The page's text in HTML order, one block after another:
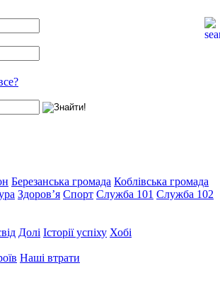
Березанська громада Коблівська громада
Здоров’я Спорт Служба 101 Служба 102
Долі Історії успіху Хобі
Наші втрати